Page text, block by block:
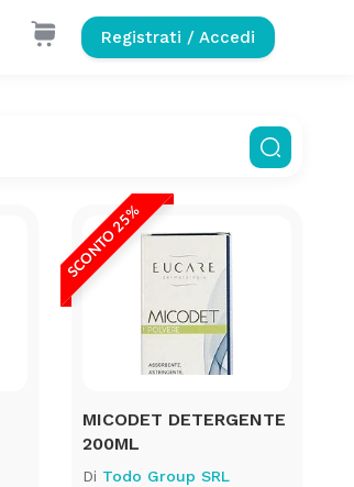
Registrati / Accedi
SCONTO 25%
MICODET DETERGENTE
200ML
Di Todo Group SRL